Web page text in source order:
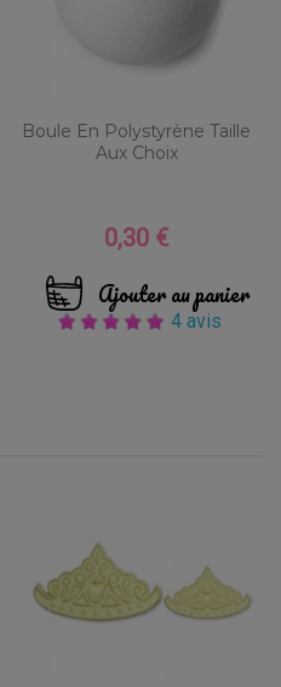
Boule En Polystyrène Taille
Aux Choix
Prix
0,30 €
Ajouter au panier
4 avis